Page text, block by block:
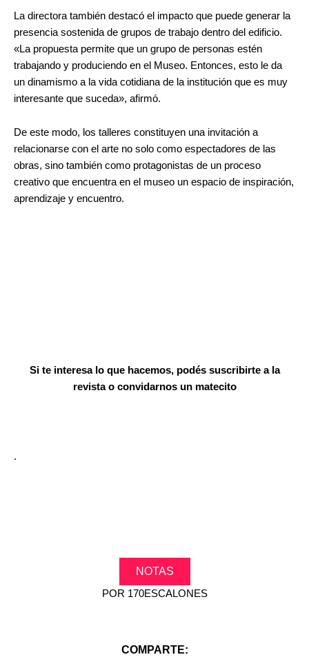
La directora también destacó el impacto que puede generar la
presencia sostenida de grupos de trabajo dentro del edificio.
«La propuesta permite que un grupo de personas estén
trabajando y produciendo en el Museo. Entonces, esto le da
un dinamismo a la vida cotidiana de la institución que es muy
interesante que suceda», afirmó.
De este modo, los talleres constituyen una invitación a
relacionarse con el arte no solo como espectadores de las
obras, sino también como protagonistas de un proceso
creativo que encuentra en el museo un espacio de inspiración,
aprendizaje y encuentro.
Si te interesa lo que hacemos, podés suscribirte a la
revista o convidarnos un matecito
.
NOTAS
POR 170ESCALONES
COMPARTE: